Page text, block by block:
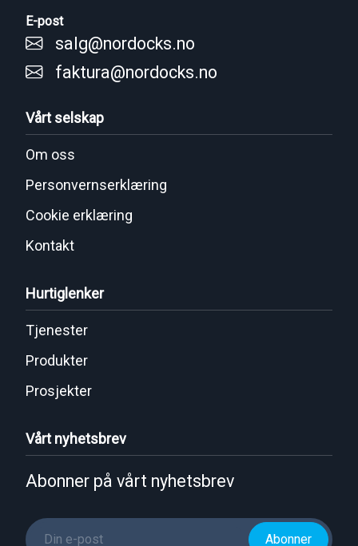
E-post
salg@nordocks.no
faktura@nordocks.no
Vårt selskap
Om oss
Personvernserklæring
Cookie erklæring
Kontakt
Hurtiglenker
Tjenester
Produkter
Prosjekter
Vårt nyhetsbrev
Abonner på vårt nyhetsbrev
Abonner